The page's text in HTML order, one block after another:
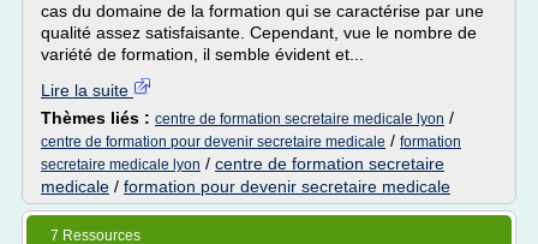
cas du domaine de la formation qui se caractérise par une
qualité assez satisfaisante. Cependant, vue le nombre de
variété de formation, il semble évident et...
Lire la suite
Thèmes liés : centre de formation secretaire medicale lyon /
centre de formation pour devenir secretaire medicale / formation
secretaire medicale lyon / centre de formation secretaire
medicale / formation pour devenir secretaire medicale
7 Ressources